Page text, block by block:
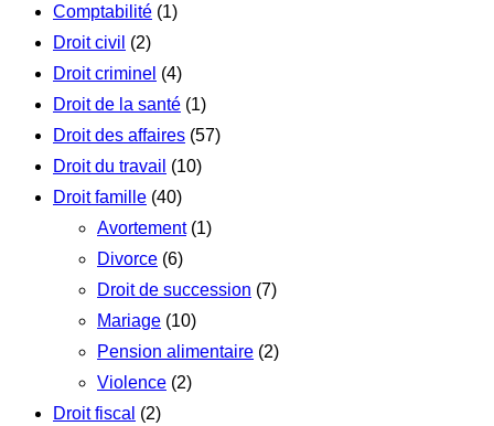
Comptabilité (1)
Droit civil (2)
Droit criminel (4)
Droit de la santé (1)
Droit des affaires (57)
Droit du travail (10)
Droit famille (40)
Avortement(1)
Divorce (6)
Droit de succession (7)
Mariage (10)
Pension alimentaire (2)
Violence (2)
Droit fiscal (2)